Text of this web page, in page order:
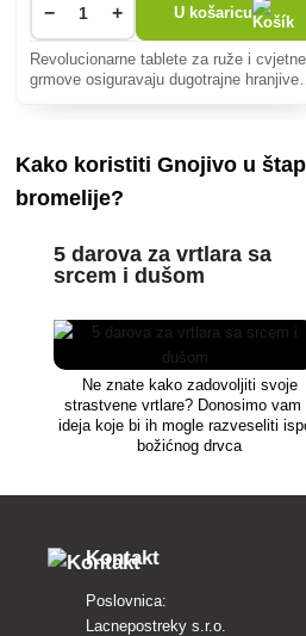
− + U košaricu
Revolucionarne tablete za ruže i cvjetne
grmove osiguravaju dugotrajne hranjive
biljke
Kako koristiti Gnojivo u
bromelije?
5 darova za vrtlara sa
srcem i dušom
Ne znate kako zadovoljiti svoje
strastvene vrtlare? Donosimo vam
ideja koje bi ih mogle razveseliti
božićnog drvca
Kontakt
Poslovnica:
Lacnepostreky s.r.o.